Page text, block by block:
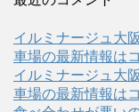
イルミナージュ大
車場の最新情報は
イルミナージュ大
車場の最新情報は